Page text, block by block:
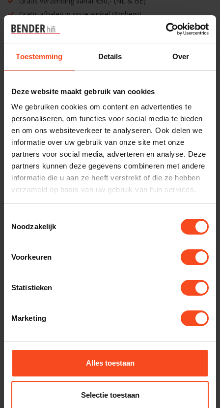
Toestemming Details Over
Deze website maakt gebruik van cookies
We gebruiken cookies om content en advertenties te
personaliseren, om functies voor social media te bieden
en om ons websiteverkeer te analyseren. Ook delen we
informatie over uw gebruik van onze site met onze
partners voor social media, adverteren en analyse. Deze
partners kunnen deze gegevens combineren met andere
informatie die u aan ze heeft verstrekt of die ze hebben
verzameld op basis van uw gebruik van hun services.
Noodzakelijk
Voorkeuren
Statistieken
Marketing
Alles toestaan
Selectie toestaan
Gratis afhalen in onze winkel (Arnhem)
Inruilen mogelijk!
Benieuwd naar dit product?
Plan kosteloos een luisterafspraak. Of heb je hulp
nodig bij je bestelling? Neem contact op met onze
klantenservice.
Interesse in product
Productomschrijving
Reviews
Recent bekeken